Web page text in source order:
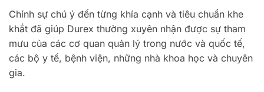
Chính sự chú ý đến từng khía cạnh và tiêu chuẩn khe
khắt đã giúp Durex thường xuyên nhận được sự tham
mưu của các cơ quan quản lý trong nước và quốc tế,
các bộ y tế, bệnh viện, những nhà khoa học và chuyên
gia.